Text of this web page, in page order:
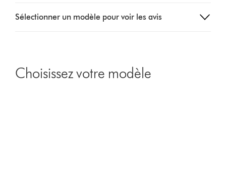
a
to
Sélectionner un modèle pour voir les avis
Choisissez votre modèle